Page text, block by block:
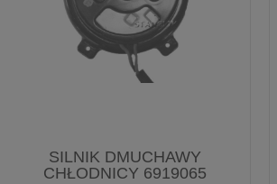
SILNIK DMUCHAWY
CHŁODNICY 6919065